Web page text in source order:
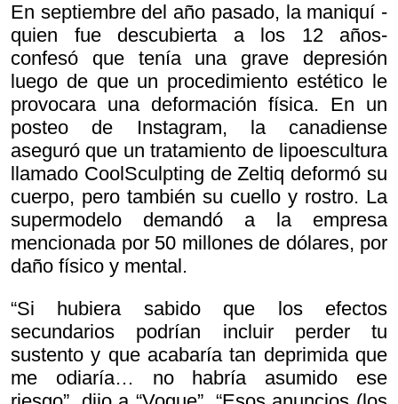
En septiembre del año pasado, la maniquí -
quien fue descubierta a los 12 años-
confesó que tenía una grave depresión
luego de que un procedimiento estético le
provocara una deformación física. En un
posteo de Instagram, la canadiense
aseguró que un tratamiento de lipoescultura
llamado CoolSculpting de Zeltiq deformó su
cuerpo, pero también su cuello y rostro. La
supermodelo demandó a la empresa
mencionada por 50 millones de dólares, por
daño físico y mental.
“Si hubiera sabido que los efectos
secundarios podrían incluir perder tu
sustento y que acabaría tan deprimida que
me odiaría… no habría asumido ese